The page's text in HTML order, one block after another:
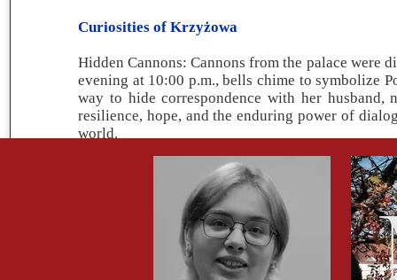
Curiosities of Krzyżowa
Hidden Cannons: Cannons from the palace were
evening at 10:00 p.m., bells chime to symbolize
way to hide correspondence with her
resilience, hope, and the enduring power of
world.